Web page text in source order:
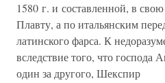
1580 г. и составленной, в
Плавту, а по итальянским
латинского фарса. К
вследствие того, что
один за другого, Шекспир